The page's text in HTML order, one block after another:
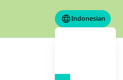
Indonesian